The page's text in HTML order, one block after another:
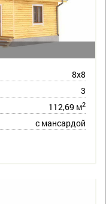
8х8
3
112,69 м2
с мансардой